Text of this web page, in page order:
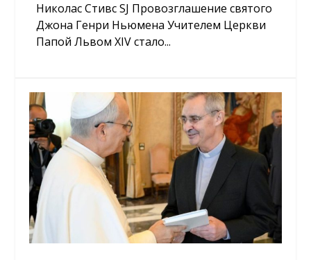
Николас Стивс SJ Провозглашение святого
Джона Генри Ньюмена Учителем Церкви
Папой Львом XIV стало...